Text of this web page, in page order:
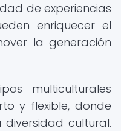
de experiencias
enriquecer el
la generación
multiculturales
y flexible, donde
cultural.